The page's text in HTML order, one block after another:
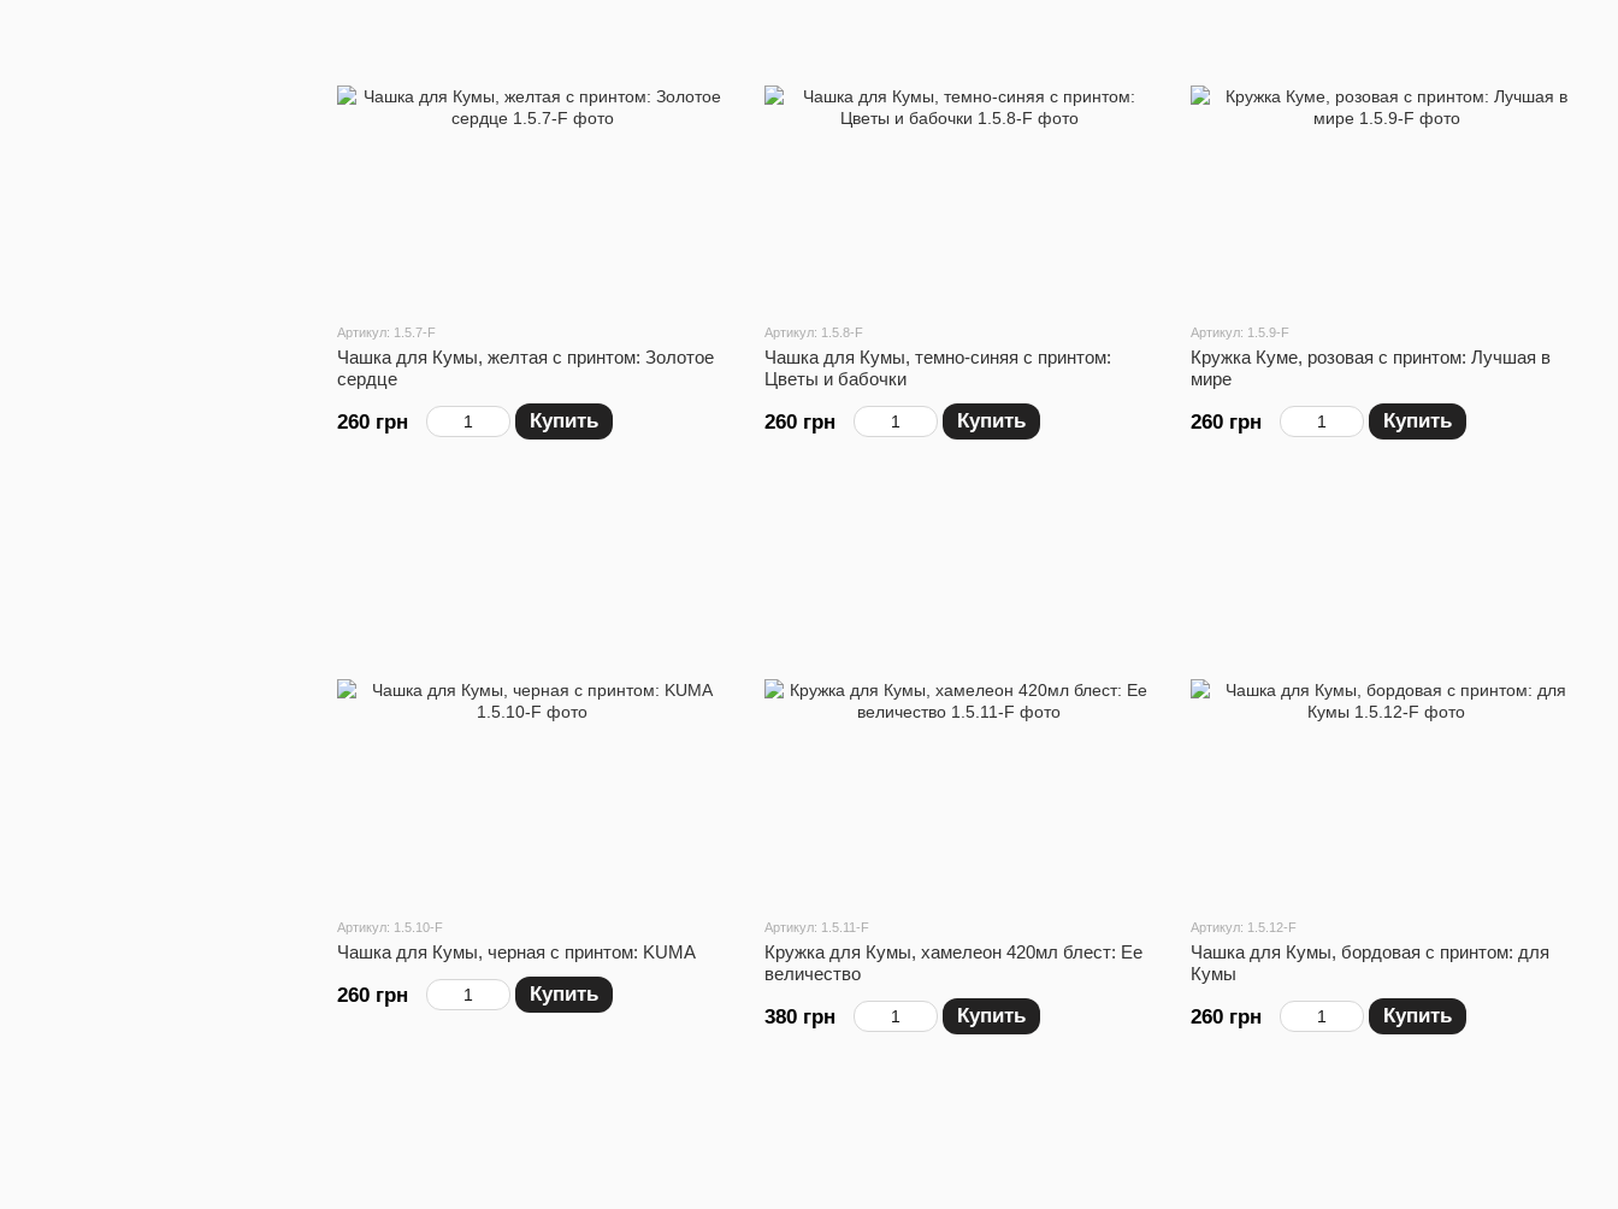
Артикул: 1.5.7-F
Чашка для Кумы, желтая с принтом: Золотое
сердце
260 грн Купить
Артикул: 1.5.8-F
Чашка для Кумы, темно-синяя с принтом:
Цветы и бабочки
260 грн Купить
Артикул: 1.5.9-F
Кружка Куме, розовая с принтом: Лучшая в
мире
260 грн Купить
Артикул: 1.5.10-F
Чашка для Кумы, черная с принтом: KUMA
260 грн Купить
Артикул: 1.5.11-F
Кружка для Кумы, хамелеон 420мл блест: Ее
величество
380 грн Купить
Артикул: 1.5.12-F
Чашка для Кумы, бордовая с принтом: для
Кумы
260 грн Купить